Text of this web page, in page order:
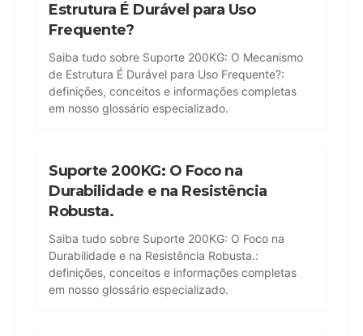
Estrutura É Durável para Uso
Frequente?
Saiba tudo sobre Suporte 200KG: O Mecanismo
de Estrutura É Durável para Uso Frequente?:
definições, conceitos e informações completas
em nosso glossário especializado.
Suporte 200KG: O Foco na
Durabilidade e na Resistência
Robusta.
Saiba tudo sobre Suporte 200KG: O Foco na
Durabilidade e na Resistência Robusta.:
definições, conceitos e informações completas
em nosso glossário especializado.